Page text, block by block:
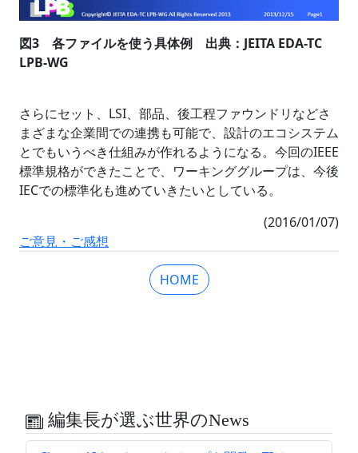
図3 各ファイルを使う具体例 出典：JEITA EDA-TC
LPB-WG
さらにセット、LSI、部品、後工程ファウンドリなどさ
まざまな企業間での連携も可能で、設計のエコシステム
とでもいうべき仕組みが作れるようになる。今回のIEEE
標準規格ができたことで、ワーキンググループは、今後
IECでの標準化も進めていきたいとしている。
(2016/01/07)
ご意見・ご感想
HOME
編集長が選ぶ世界のNews